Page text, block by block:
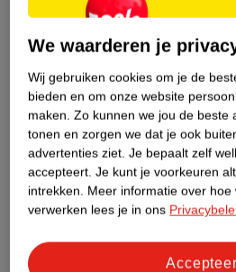
Over dit product
Productinformatie
Etiketinformatie
Nature Impact Score
Dit product
Impact Score.
We waarderen je
Wij gebruiken cookies om je de
bieden en om onze website
maken. Zo kunnen we jou de beste
tonen en zorgen we dat je ook
advertenties ziet. Je bepaalt zelf
accepteert. Je kunt je voorkeuren
intrekken. Meer informatie over hoe
verwerken lees je in ons
Accepteer